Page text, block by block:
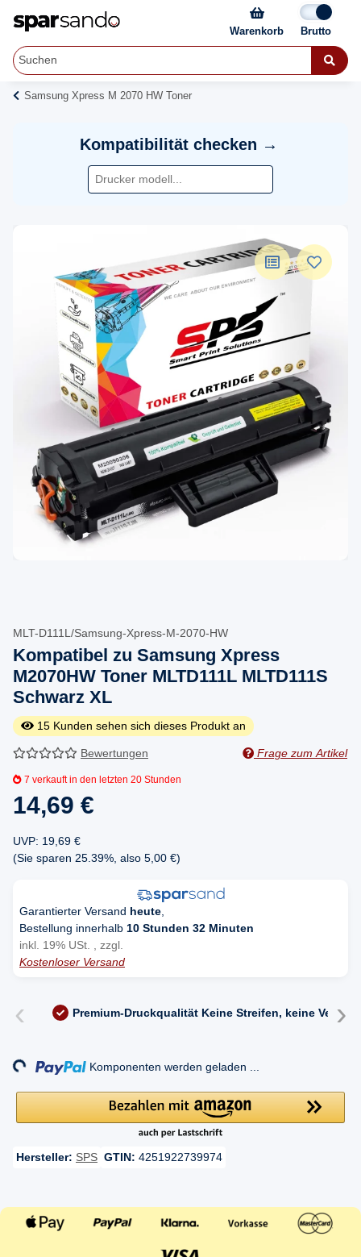
Warenkorb
Samsung Xpress M 2070 HW Toner
Kompatibilität checken →
MLT-D111L/Samsung-Xpress-M-2070-HW
Kompatibel zu Samsung Xpress
M2070HW Toner MLTD111L MLTD111S
Schwarz XL
15 Kunden sehen sich dieses Produkt an
Bewertungen Frage zum Artikel
7 verkauft in den letzten 20 Stunden
14,69 €
UVP: 19,69 €
(Sie sparen 25.39% , also 5,00 €)
Garantierter Versand heute
Bestellung innerhalb 10 Stunden 32 Minuten
inkl. 19% USt. , zzgl.
Kostenloser Versand
‹ Premium-Druckqualität Keine Streifen, keine ›
Loading... Komponenten werden geladen ...
Hersteller: SPS GTIN: 4251922739974